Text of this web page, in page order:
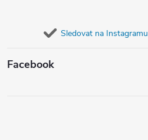
Sledovat na Instagramu
Facebook